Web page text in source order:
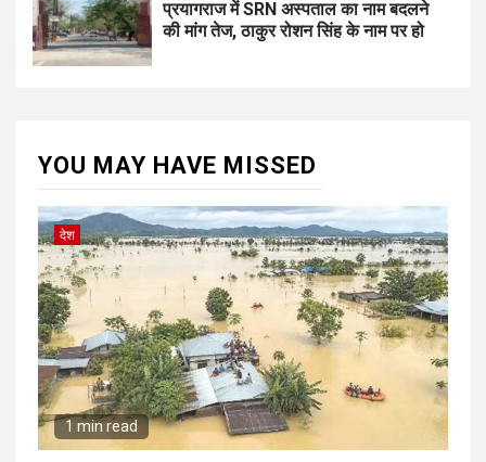
प्रयागराज में SRN अस्पताल का नाम बदलने
की मांग तेज, ठाकुर रोशन सिंह के नाम पर हो
YOU MAY HAVE MISSED
देश
1 min read